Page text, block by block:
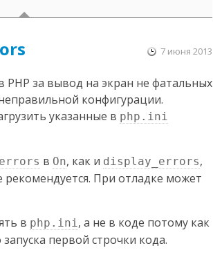
7 июня 2013
PHP за вывод на экран не фатальных
конфигурации.
указанные в php.ini
в On, как и display_errors,
рекомендуется. При отладке может
в php.ini, а не в коде потому как
первой строчки кода.